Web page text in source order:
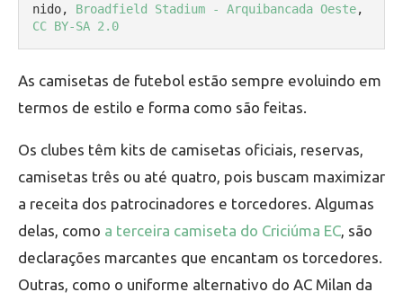
nido, Broadfield Stadium - Arquibancada Oeste
CC BY-SA 2.0
As camisetas de futebol estão sempre evoluindo em
termos de estilo e forma como são feitas.
Os clubes têm kits de camisetas oficiais, reservas,
camisetas três ou até quatro, pois buscam maximizar
a receita dos patrocinadores e torcedores. Algumas
delas, como a terceira camiseta do Criciúma EC , são
declarações marcantes que encantam os torcedores.
Outras, como o uniforme alternativo do AC Milan da